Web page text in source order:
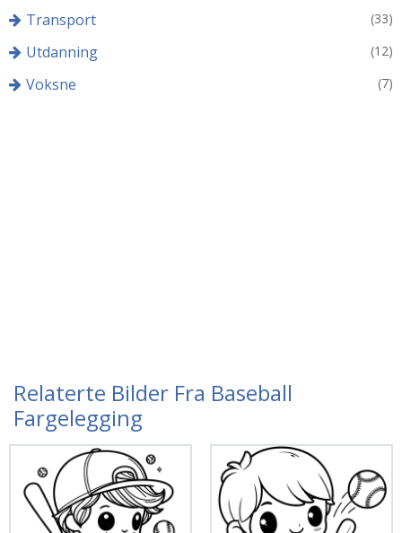
Transport (33)
Utdanning (12)
Voksne (7)
Relaterte Bilder Fra Baseball
Fargelegging